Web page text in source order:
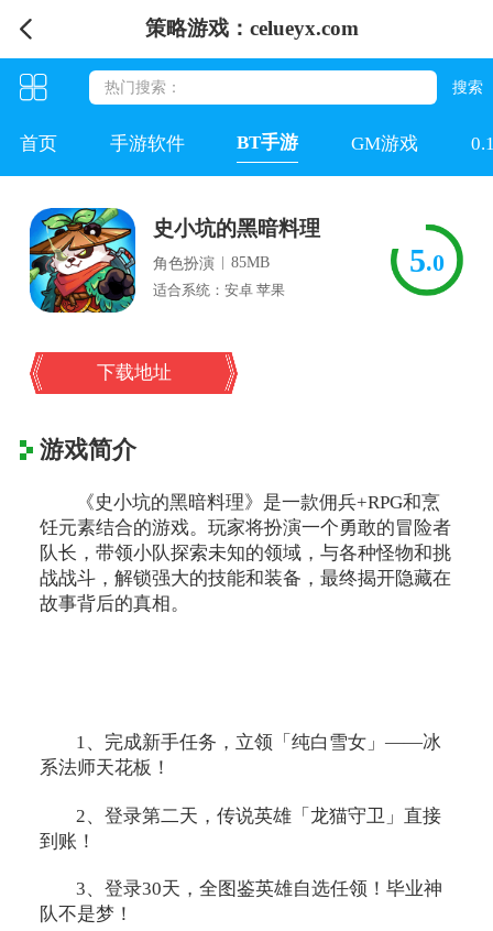
策略游戏：celueyx.com
首页 手游软件 BT手游 GM游戏
史小坑的黑暗料理
角色扮演 |85MB
适合系统：安卓 苹果
5.0
下载地址
游戏简介
《史小坑的黑暗料理》是一款佣兵+RPG和烹
饪元素结合的游戏。玩家将扮演一个勇敢的冒险者
队长，带领小队探索未知的领域，与各种怪物和挑
战战斗，解锁强大的技能和装备，最终揭开隐藏在
故事背后的真相。
1、完成新手任务，立领「纯白雪女」——冰
系法师天花板！
2、登录第二天，传说英雄「龙猫守卫」直接
到账！
3、登录30天，全图鉴英雄自选任领！毕业神
队不是梦！